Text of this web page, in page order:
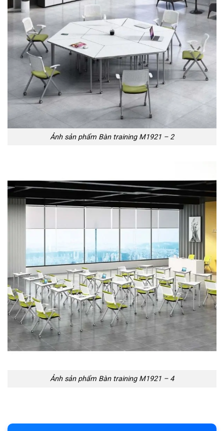
Ảnh sản phẩm Bàn training M1921 – 2
Ảnh sản phẩm Bàn training M1921 – 4